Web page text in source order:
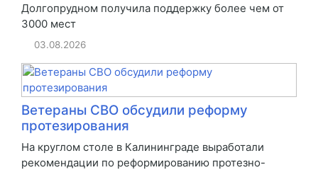
Долгопрудном получила поддержку более чем от
3000 мест
03.08.2026
Ветераны СВО обсудили реформу
протезирования
На круглом столе в Калининграде выработали
рекомендации по реформированию протезно-